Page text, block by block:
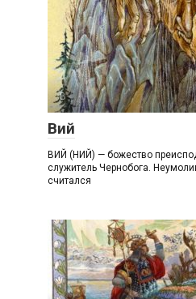
В
Вий
ВИЙ (НИЙ) — божество
служитель Чернобога.
считался